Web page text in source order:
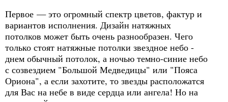
Первое — это огромный спектр цветов, фактур и
вариантов исполнения. Дизайн натяжных
потолков может быть очень разнообразен. Чего
только стоят натяжные потолки звездное небо -
днем обычный потолок, а ночью темно-синие небо
с созвездием "Большой Медведицы" или "Пояса
Ориона", а если захотите, то звезды расположатся
для Вас на небе в виде сердца или ангела! Но на